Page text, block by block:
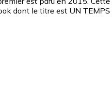
dont le titre est UN TEMPS